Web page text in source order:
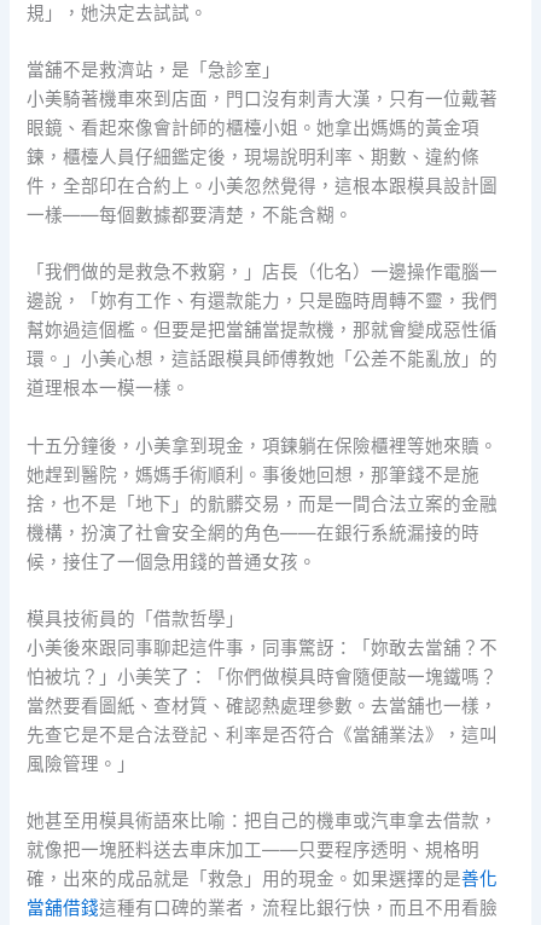
規」，她決定去試試。
當舖不是救濟站，是「急診室」
小美騎著機車來到店面，門口沒有刺青大漢，只有一位戴著
眼鏡、看起來像會計師的櫃檯小姐。她拿出媽媽的黃金項
鍊，櫃檯人員仔細鑑定後，現場說明利率、期數、違約條
件，全部印在合約上。小美忽然覺得，這根本跟模具設計圖
一樣——每個數據都要清楚，不能含糊。
「我們做的是救急不救窮，」店長（化名）一邊操作電腦一
邊說，「妳有工作、有還款能力，只是臨時周轉不靈，我們
幫妳過這個檻。但要是把當舖當提款機，那就會變成惡性循
環。」小美心想，這話跟模具師傅教她「公差不能亂放」的
道理根本一模一樣。
十五分鐘後，小美拿到現金，項鍊躺在保險櫃裡等她來贖。
她趕到醫院，媽媽手術順利。事後她回想，那筆錢不是施
捨，也不是「地下」的骯髒交易，而是一間合法立案的金融
機構，扮演了社會安全網的角色——在銀行系統漏接的時
候，接住了一個急用錢的普通女孩。
模具技術員的「借款哲學」
小美後來跟同事聊起這件事，同事驚訝：「妳敢去當舖？不
怕被坑？」小美笑了：「你們做模具時會隨便敲一塊鐵嗎？
當然要看圖紙、查材質、確認熱處理參數。去當舖也一樣，
先查它是不是合法登記、利率是否符合《當舖業法》，這叫
風險管理。」
她甚至用模具術語來比喻：把自己的機車或汽車拿去借款，
就像把一塊胚料送去車床加工——只要程序透明、規格明
確，出來的成品就是「救急」用的現金。如果選擇的是善化
當舖借錢這種有口碑的業者，流程比銀行快，而且不用看臉